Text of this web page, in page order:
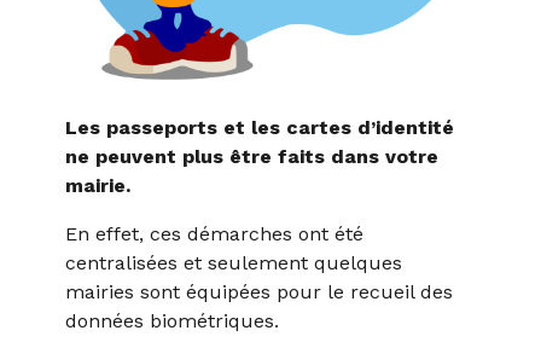
Les passeports et les cartes d’identité
ne peuvent plus être faits dans votre
mairie.
En effet, ces démarches ont été
centralisées et seulement quelques
mairies sont équipées pour le recueil des
données biométriques.